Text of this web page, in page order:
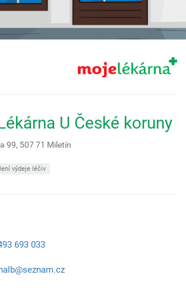
U České koruny
99, 507 71 Miletín
výdeje léčiv
693 033